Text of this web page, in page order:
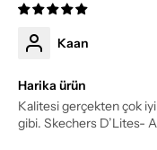
Kaan
Harika ürün
Kalitesi gerçekten çok
gibi. Skechers D’Lites-